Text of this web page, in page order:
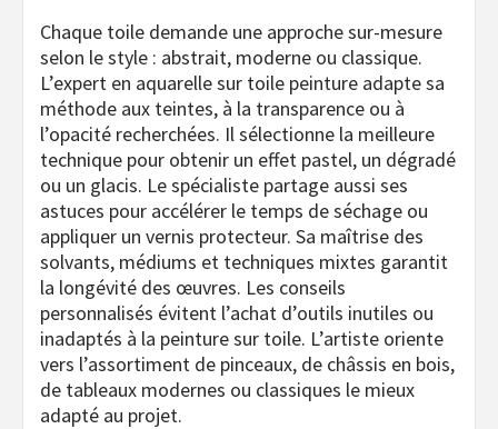
Chaque toile demande une approche sur-mesure
selon le style : abstrait, moderne ou classique.
L’expert en aquarelle sur toile peinture adapte sa
méthode aux teintes, à la transparence ou à
l’opacité recherchées. Il sélectionne la meilleure
technique pour obtenir un effet pastel, un dégradé
ou un glacis. Le spécialiste partage aussi ses
astuces pour accélérer le temps de séchage ou
appliquer un vernis protecteur. Sa maîtrise des
solvants, médiums et techniques mixtes garantit
la longévité des œuvres. Les conseils
personnalisés évitent l’achat d’outils inutiles ou
inadaptés à la peinture sur toile. L’artiste oriente
vers l’assortiment de pinceaux, de châssis en bois,
de tableaux modernes ou classiques le mieux
adapté au projet.